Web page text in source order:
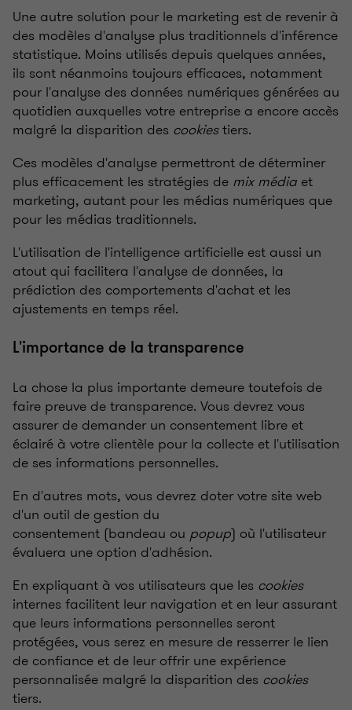
Une autre solution pour le marketing est de revenir à
des modèles d'analyse plus traditionnels d'inférence
statistique. Moins utilisés depuis quelques années,
ils sont néanmoins toujours efficaces, notamment
pour l'analyse des données numériques générées au
quotidien auxquelles votre entreprise a encore accès
malgré la disparition des cookiestiers.
Ces modèles d'analyse permettront de déterminer
plus efficacement les stratégies de mix média et
marketing, autant pour les médias numériques que
pour les médias traditionnels.
L'utilisation de l'intelligence artificielle est aussi un
atout qui facilitera l'analyse de données, la
prédiction des comportements d'achat et les
ajustements en temps réel.
L'importance de la transparence
La chose la plus importante demeure toutefois de
faire preuve de transparence. Vous devrez vous
assurer de demander un consentement libre et
éclairé à votre clientèle pour la collecte et l'utilisation
de ses informations personnelles.
En d'autres mots, vous devrez doter votre site web
d'un outil de gestion du
consentement (bandeau ou popup) où l'utilisateur
évaluera une option d'adhésion.
En expliquant à vos utilisateurs que les cookies
internes facilitent leur navigation et en leur assurant
que leurs informations personnelles seront
protégées, vous serez en mesure de resserrer le lien
de confiance et de leur offrir une expérience
personnalisée malgré la disparition des cookies
tiers.